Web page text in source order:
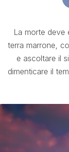
La morte deve
terra marrone,
e ascoltare il
dimenticare il